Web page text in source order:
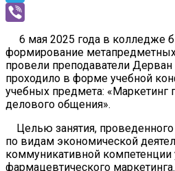
Telegram
6 мая 2025 года в колледже
формирование
провели преподаватели
проходило в форме учебной
учебных предмета: «Маркетинг
делового общения».
Целью занятия, проведенного
по видам экономической
коммуникативной компетенции
фармацевтического